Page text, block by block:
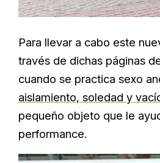
Para llevar a cabo este
través de dichas páginas
cuando se practica sexo
aislamiento, soledad y
pequeño objeto que le
performance.